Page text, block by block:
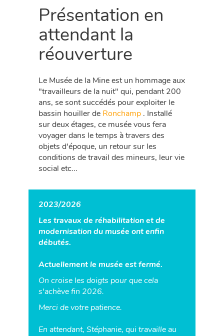
Présentation en
attendant la
réouverture
Le Musée de la Mine est un hommage aux
"travailleurs de la nuit" qui, pendant 200
ans, se sont succédés pour exploiter le
bassin houiller de Ronchamp . Installé
sur deux étages, ce musée vous fera
voyager dans le temps à travers des
objets d'époque, un retour sur les
conditions de travail des mineurs, leur vie
social etc...
2023/2026
Les travaux de réhabilitation et de
modernisation du musée ont enfin
débutés.
Actuellement le musée est fermé.
On croise les doigts pour que cela
s'achève fin 2026.
Merci de votre patience.
En attendant, Stéphanie, qui travaille au